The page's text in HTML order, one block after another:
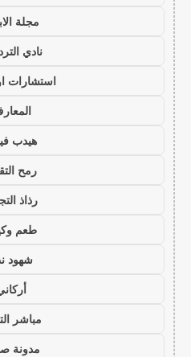
مجلة
نادي
استشارات
هيدب
رمح
رذاذ
طعم
شهود
مباشر
مدونة